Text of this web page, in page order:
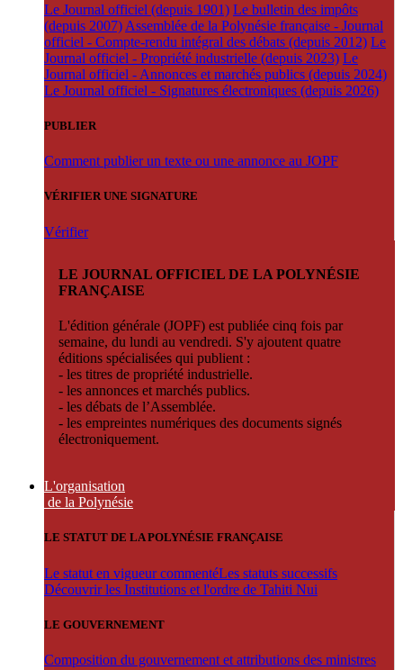
Le Journal officiel (depuis 1901) Le bulletin des impôts
(depuis 2007) Assemblée de la Polynésie française - Journal
officiel - Compte-rendu intégral des débats (depuis 2012) Le
Journal officiel - Propriété industrielle (depuis 2023) Le
Journal officiel - Annonces et marchés publics (depuis 2024)
Le Journal officiel - Signatures électroniques (depuis 2026)
PUBLIER
Comment publier un texte ou une annonce au JOPF
VÉRIFIER UNE SIGNATURE
Vérifier
LE JOURNAL OFFICIEL DE LA POLYNÉSIE
FRANÇAISE
L'édition générale (JOPF) est publiée cinq fois par
semaine, du lundi au vendredi. S'y ajoutent quatre
éditions spécialisées qui publient :
- les titres de propriété industrielle.
- les annonces et marchés publics.
- les débats de l’Assemblée.
- les empreintes numériques des documents signés
électroniquement.
L'organisation
de la Polynésie
LE STATUT DE LA POLYNÉSIE FRANÇAISE
Le statut en vigueur commentéLes statuts successifs
Découvrir les Institutions et l'ordre de Tahiti Nui
LE GOUVERNEMENT
Composition du gouvernement et attributions des ministres